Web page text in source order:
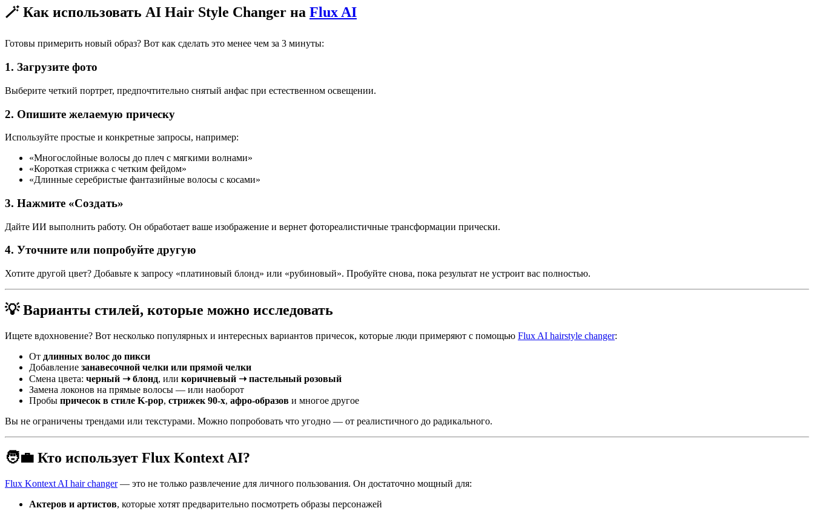
🪄 Как использовать AI Hair Style Changer на Flux AI
Готовы примерить новый образ? Вот как сделать это менее чем за 3 минуты:
1. Загрузите фото
Выберите четкий портрет, предпочтительно снятый анфас при естественном освещении.
2. Опишите желаемую прическу
Используйте простые и конкретные запросы, например:
«Многослойные волосы до плеч с мягкими волнами»
«Короткая стрижка с четким фейдом»
«Длинные серебристые фантазийные волосы с косами»
3. Нажмите «Создать»
Дайте ИИ выполнить работу. Он обработает ваше изображение и вернет фотореалистичные трансформации прически.
4. Уточните или попробуйте другую
Хотите другой цвет? Добавьте к запросу «платиновый блонд» или «рубиновый». Пробуйте снова, пока результат не устроит вас полностью.
💡 Варианты стилей, которые можно исследовать
Ищете вдохновение? Вот несколько популярных и интересных вариантов причесок, которые люди примеряют с помощью Flux AI hairstyle changer:
От длинных волос до пикси
Добавление занавесочной челки или прямой челки
Смена цвета: черный ➝ блонд, или коричневый ➝ пастельный розовый
Замена локонов на прямые волосы — или наоборот
Пробы причесок в стиле K-pop, стрижек 90-х, афро-образов и многое другое
Вы не ограничены трендами или текстурами. Можно попробовать что угодно — от реалистичного до радикального.
🧑‍💼 Кто использует Flux Kontext AI?
Flux Kontext AI hair changer— это не только развлечение для личного пользования. Он достаточно мощный для:
Актеров и артистов, которые хотят предварительно посмотреть образы персонажей